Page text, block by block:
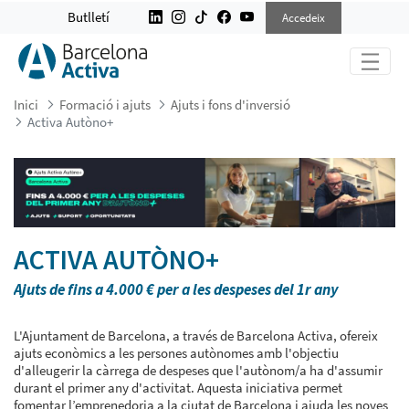
ACTIVA AUTÒNO+
Butlletí Accedeix
Inici Formació i ajuts
Ajuts i fons d'inversió
Activa Autòno+
ACTIVA AUTÒNO+
Ajuts de fins a 4.000 € per a les despeses del 1r any
L'Ajuntament de Barcelona, a través de Barcelona Activa, ofereix
ajuts econòmics a les persones autònomes amb l'objectiu
d'alleugerir la càrrega de despeses que l'autònom/a ha d'assumir
durant el primer any d'activitat. Aquesta iniciativa permet
fomentar l’emprenedoria a la ciutat de Barcelona i ajuda les noves